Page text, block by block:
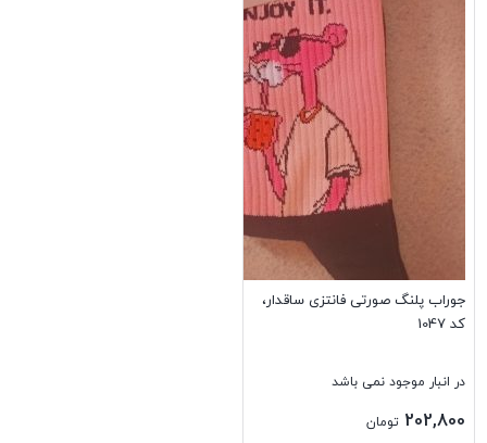
جوراب پلنگ صورتی فانتزی ساقدار،
کد 1047
در انبار موجود نمی باشد
202,800 تومان